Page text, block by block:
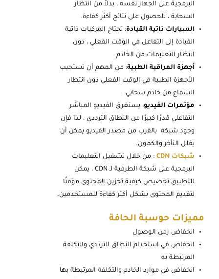
البرمجية على الجهاز نفسه ، بدلاً من انتظار
السحابة ، للحصول على نتائج أكثر كفاءة.
السيارات ذاتية القيادة: تحتاج المركبات ذاتية
القيادة إلى التفاعل في الوقت الفعلي ، دون
انتظار التعليمات من الخادم
أجهزة المراقبة الطبية: من المهم أن تستجيب
الأجهزة الطبية في الوقت الفعلي دون انتظار
السماع من خادم سحابي.
مؤتمرات الفيديو: يستغرق الفيديو المباشر
التفاعلي قدرًا كبيرًا من النطاق الترددي ، لذا فإن
وجود شبكة بالقرب من مصدر الفيديو يمكن أن
يقلل التأخر والكمون.
شبكات CDN
: من خلال تشغيل التعليمات
البرمجية على شبكة الطرفية لـ CDN ، يمكن
للتطبيق تخصيص كيفية تخزين المحتوى مؤقتًا
لتقديم المحتوى بشكل أكثر كفاءة للمستخدمين.
مميزات حوسبة الحافة
انخفاض زمن الوصول
انخفاض في استخدام النطاق الترددي والتكلفة
المرتبطة به
انخفاض في موارد الخادم والتكلفة المرتبطة بها